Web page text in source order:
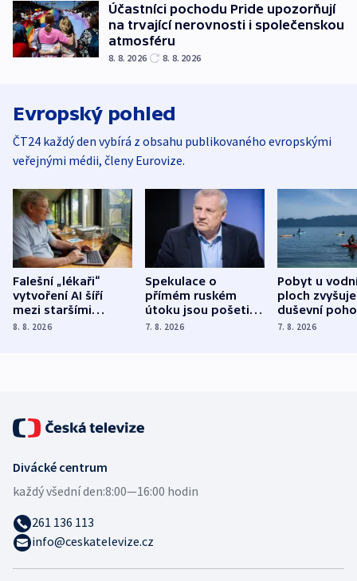
Účastníci pochodu Pride upozorňují
na trvající nerovnosti i společenskou
atmosféru
8. 8. 2026 8. 8. 2026
Evropský pohled
ČT24 každý den vybírá z obsahu publikovaného evropskými
veřejnými médii, členy Eurovize.
Falešní „lékaři“
vytvoření AI šíří
mezi staršími
Poláky nebezpečné
8. 8. 2026
Spekulace o
přímém ruském
útoku jsou pošetilé,
míní estonský
7. 8. 2026
Pobyt u
ploch zvyšuje
duševní
ukázala
7. 8. 2026
Divácké centrum
každý všední den:8:00—16:00 hodin
261 136 113
info@ceskatelevize.cz